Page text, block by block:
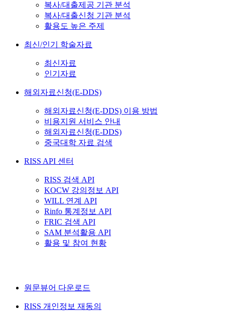
복사/대출제공 기관 분석
복사/대출신청 기관 분석
활용도 높은 주제
최신/인기 학술자료
최신자료
인기자료
해외자료신청(E-DDS)
해외자료신청(E-DDS) 이용 방법
비용지원 서비스 안내
해외자료신청(E-DDS)
중국대학 자료 검색
RISS API 센터
RISS 검색 API
KOCW 강의정보 API
WILL 연계 API
Rinfo 통계정보 API
FRIC 검색 API
SAM 분석활용 API
활용 및 참여 현황
원문뷰어 다운로드
RISS 개인정보 재동의